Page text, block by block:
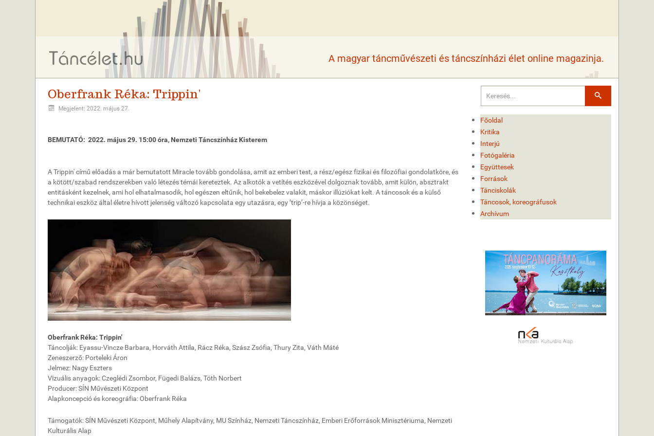
A magyar táncművészeti és táncszínházi élet online magazinja.
Oberfrank Réka: Trippin'
Megjelent: 2022. május 27.
BEMUTATÓ: 2022. május 29. 15:00 óra, Nemzeti Táncszínház Kisterem
A Trippin' című előadás a már bemutatott Miracle tovább gondolása, amit az emberi test, a rész/egész fizikai és filozófiai gondolatköre, és
a kötött/szabad rendszerekben való létezés témái kereteztek. Az alkotók a vetítés eszközével dolgoznak tovább, amit külön, absztrakt
entitásként kezelnek, ami hol elhatalmasodik, hol egészen eltűnik, hol bekebelez valakit, máskor illúziókat kelt. A táncosok és a külső
technikai eszköz által életre hívott jelenség változó kapcsolata egy utazásra, egy ’trip’-re hívja a közönséget.
Oberfrank Réka: Trippin'
Táncolják: Eyassu-Vincze Barbara, Horváth Attila, Rácz Réka, Szász Zsófia, Thury Zita, Váth Máté
Zeneszerző: Porteleki Áron
Jelmez: Nagy Eszters
Vizuális anyagok: Czeglédi Zsombor, Fügedi Balázs, Tóth Norbert
Producer: SÍN Művészeti Központ
Alapkoncepció és koreográfia: Oberfrank Réka
Támogatók: SÍN Művészeti Központ, Műhely Alapítvány, MU Színház, Nemzeti Táncszínház, Emberi Erőforrások Minisztériuma, Nemzeti
Kulturális Alap
Keresés
Főoldal
Kritika
Interjú
Fotógaléria
Együttesek
Források
Tánciskolák
Táncosok, koreográfusok
Archívum